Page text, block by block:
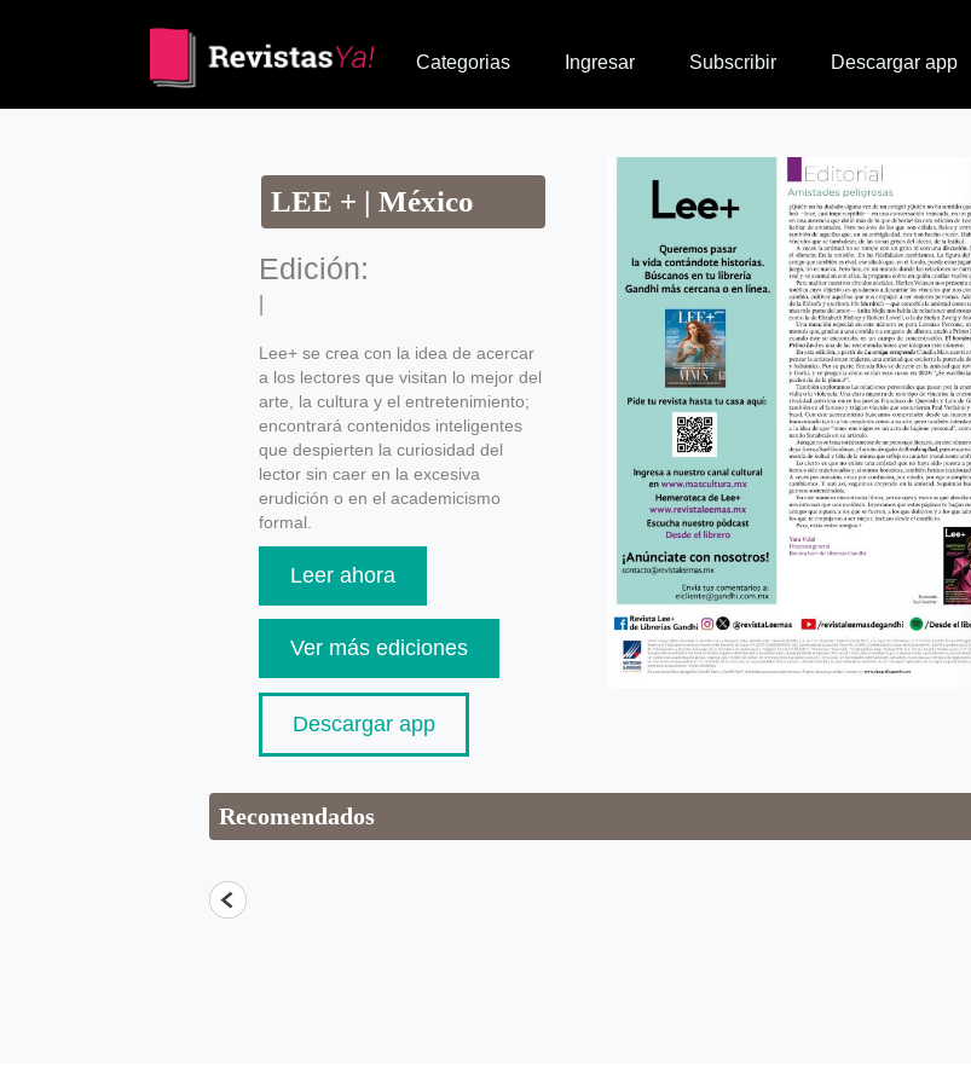
Categorias Ingresar Subscribir Descargar app
LEE + | México
Edición:
|
Lee+ se crea con la idea de acercar
a los lectores que visitan lo mejor del
arte, la cultura y el entretenimiento;
encontrará contenidos inteligentes
que despierten la curiosidad del
lector sin caer en la excesiva
erudición o en el academicismo
formal.
Leer ahora
Ver más ediciones
Descargar app
Recomendados